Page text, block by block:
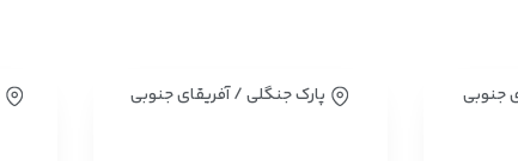
جنوبی پارک جنگلی / آفریقای جنوبی